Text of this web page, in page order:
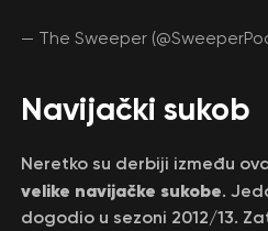
— The Sweeper
Navijački sukob
Neretko su derbiji između
velike navijačke sukobe.
dogodio u sezoni 2012/13.